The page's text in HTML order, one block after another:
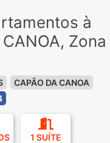
à
Zona
CAPÃO DA CANOA
1 SUÍTE